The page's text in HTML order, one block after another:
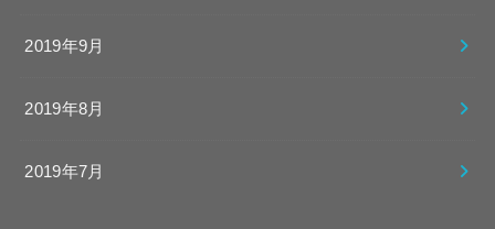
2019年9月
2019年8月
2019年7月